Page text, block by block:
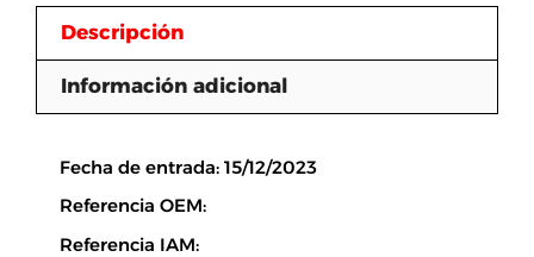
Descripción
Información adicional
Fecha de entrada: 15/12/2023
Referencia OEM:
Referencia IAM: